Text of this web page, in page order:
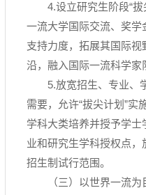
4.设立研究生阶段“拔
一流大学国际交流、奖
支持力度，拓展其国际
沿，融入国际一流科学家
5.放宽招生、专业、
需要，允许“拔尖计划”实
学科大类培养并授予学
业和研究生学科授权点，
招生制试行范围。
（三）以世界一流